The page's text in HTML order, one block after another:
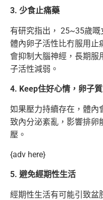
3. 少食止痛藥
有研究指出， 25~35歲
體內卵子活性比冇服用止
會抑制大腦神經，長期服
子活性減弱。
4. Keep住好心情，卵子
如果壓力持續存在，體內
致內分泌紊亂，影響排卵
壓。
{adv here}
5. 避免經期性生活
經期性生活有可能引致盆